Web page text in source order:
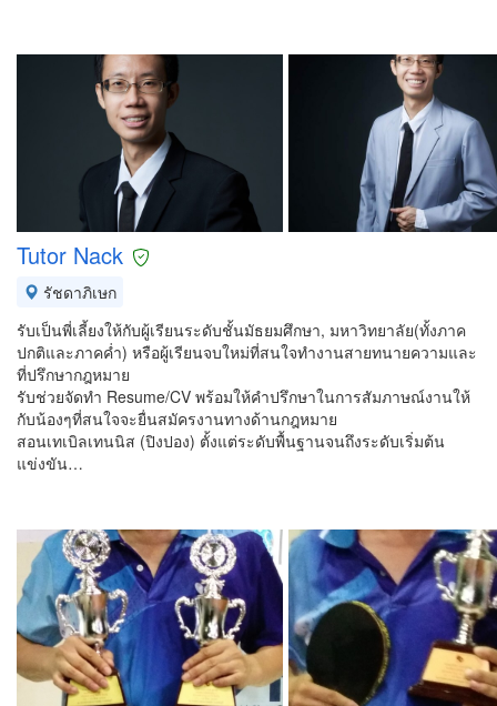
Tutor Nack
รัชดาภิเษก
รับเป็นพี่เลี้ยงให้กับผู้เรียนระดับชั้นมัธยมศึกษา, มหาวิทยาลัย(ทั้งภาค
ปกติและภาคค่ำ) หรือผู้เรียนจบใหม่ที่สนใจทำงานสายทนายความและ
ที่ปรึกษากฎหมาย
รับช่วยจัดทำ Resume/CV พร้อมให้คำปรึกษาในการสัมภาษณ์งานให้
กับน้องๆที่สนใจจะยื่นสมัครงานทางด้านกฎหมาย
สอนเทเบิลเทนนิส (ปิงปอง) ตั้งแต่ระดับพื้นฐานจนถึงระดับเริ่มต้น
แข่งขัน…